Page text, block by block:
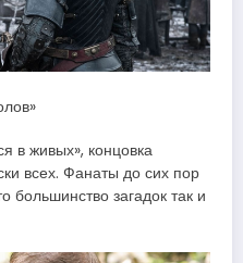
в живых», концовка
всех. Фанаты до сих пор
большинство загадок так и